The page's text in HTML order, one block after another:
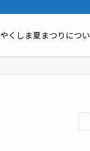
やくしま夏まつりにつ